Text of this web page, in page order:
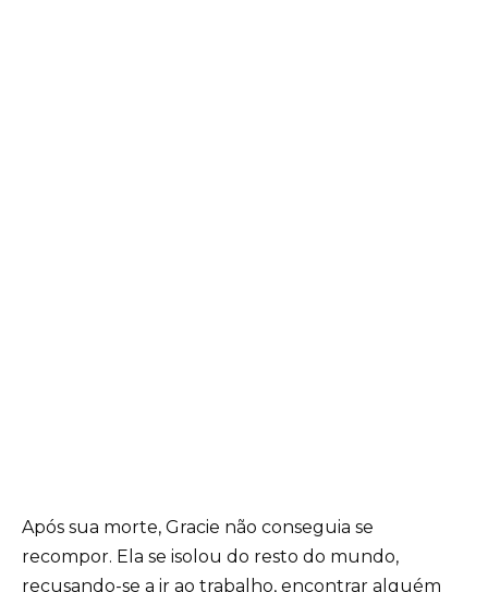
Após sua morte, Gracie não conseguia se
recompor. Ela se isolou do resto do mundo,
recusando-se a ir ao trabalho, encontrar alguém